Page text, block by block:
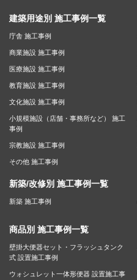
建築用途別 施工事例一覧
庁舎 施工事例
商業施設 施工事例
医療施設 施工事例
教育施設 施工事例
文化施設 施工事例
小規模施設（店舗・事務所など） 施工
事例
宗教施設 施工事例
その他 施工事例
新築/改修別 施工事例一覧
新築 施工事例
商品別 施工事例一覧
壁掛大便器セット・フラッシュタンク
式 設置施工事例
ウォシュレット一体形便器 設置施工事